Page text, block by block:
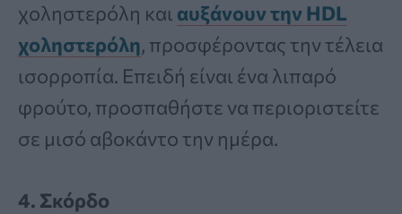
χοληστερόλη και αυξάνουν την HDL
χοληστερόλη, προσφέροντας την τέλεια
ισορροπία. Επειδή είναι ένα λιπαρό
φρούτο, προσπαθήστε να περιοριστείτε
σε μισό αβοκάντο την ημέρα.
4. Σκόρδο